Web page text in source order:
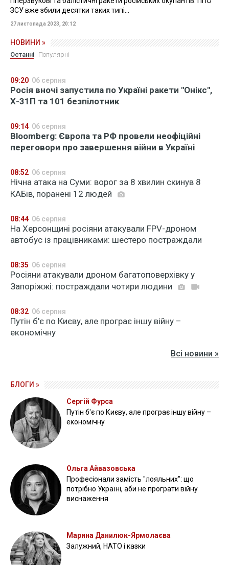
ЗСУ вже збили десятки таких типі...
27 листопада 2023, 20:12
НОВИНИ »
Останні Популярні
09:20 06 серпня
Росія вночі запустила по Україні ракети "Онікс",
Х-31П та 101 безпілотник
09:14 06 серпня
Bloomberg: Європа та РФ провели неофіційні
переговори про завершення війни в Україні
08:52 06 серпня
Нічна атака на Суми: ворог за 8 хвилин скинув 8
КАБів, поранені 12 людей
08:44 06 серпня
На Херсонщині росіяни атакували FPV-дроном
автобус із працівниками: шестеро постраждали
08:35 06 серпня
Росіяни атакували дроном багатоповерхівку у
Запоріжжі: постраждали чотири людини
08:32 06 серпня
Путін б'є по Києву, але програє іншу війну –
економічну
Всі новини »
БЛОГИ »
Сергій Фурса
Путін б'є по Києву, але програє іншу війну –
економічну
Ольга Айвазовська
Професіонали замість "лояльних": що
потрібно Україні, аби не програти війну
виснаження
Марина Данилюк-Ярмолаєва
Залужний, НАТО і казки